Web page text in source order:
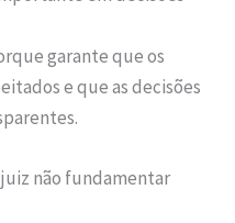
garante que os
e que as decisões
não fundamentar